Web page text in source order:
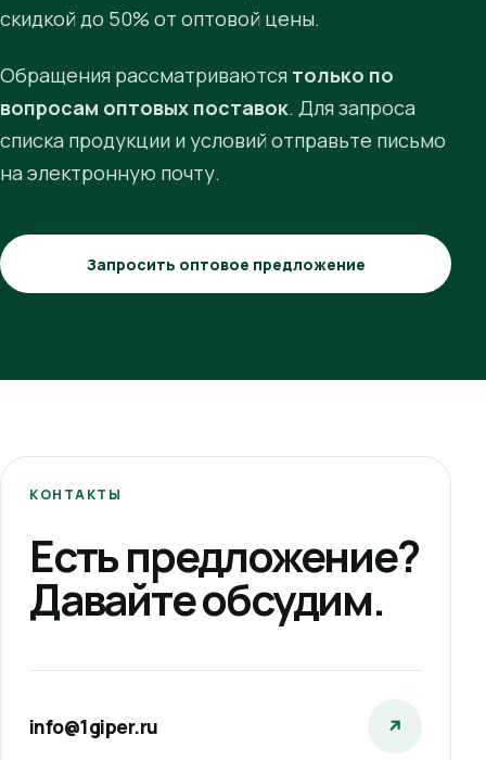
скидкой до 50% от оптовой цены.
Обращения рассматриваются только по
вопросам оптовых поставок. Для запроса
списка продукции и условий отправьте письмо
на электронную почту.
Запросить оптовое предложение
КОНТАКТЫ
Есть предложение?
Давайте обсудим.
info@1giper.ru ↗